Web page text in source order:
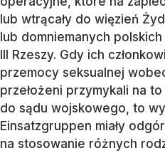
lub wtrącały do więzień
lub domniemanych
III Rzeszy. Gdy ich
przemocy seksualnej
przełożeni przymykali na
do sądu wojskowego, to
Einsatzgruppen miały
na stosowanie różnych